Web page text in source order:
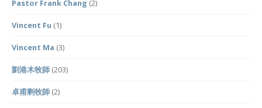
Pastor Frank Chang (2)
Vincent Fu (1)
Vincent Ma (3)
劉港木牧師 (203)
卓甫剩牧師 (2)